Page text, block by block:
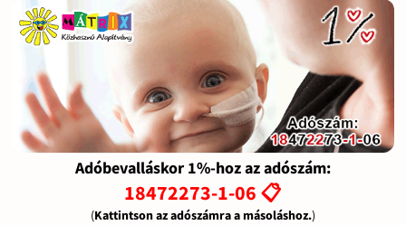
Adóbevalláskor 1%-hoz az adószám:
18472273-1-06 📋
(Kattintson az adószámra a másoláshoz.)